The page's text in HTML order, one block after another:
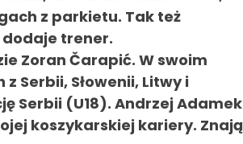
z parkietu. Tak też
trener.
Zoran Čarapić. W swoim
Serbii, Słowenii, Litwy i
Serbii (U18). Andrzej Adamek
koszykarskiej kariery. Znają